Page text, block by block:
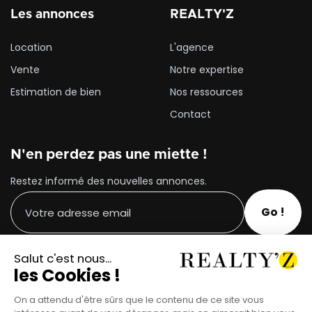
Les annonces
Location
Vente
Estimation de bien
REALTY'Z
L'agence
Notre expertise
Nos ressources
Contact
N'en perdez pas une miette !
Restez informé des nouvelles annonces.